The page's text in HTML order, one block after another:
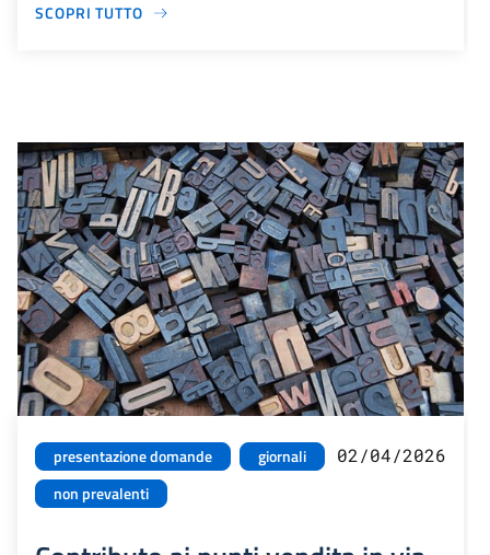
SCOPRI TUTTO
presentazione domande
giornali
non prevalenti
02/04/2026